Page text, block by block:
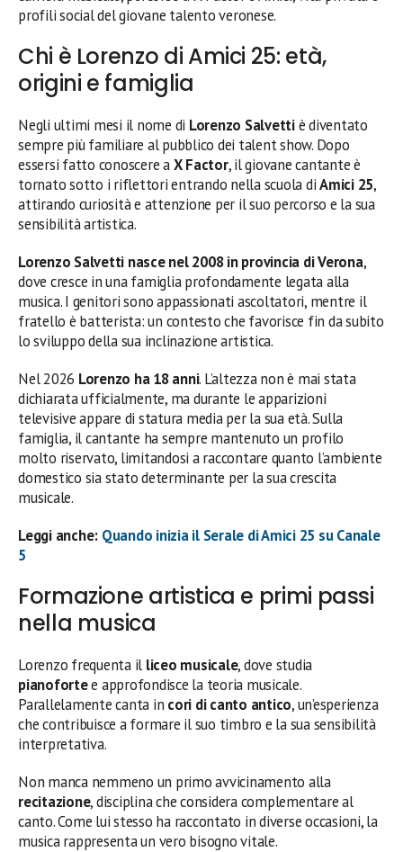
profili social del giovane talento veronese.
Chi è Lorenzo di Amici 25: età,
origini e famiglia
Negli ultimi mesi il nome di Lorenzo Salvettiè diventato
sempre più familiare al pubblico dei talent show. Dopo
essersi fatto conoscere aX Factor, il giovane cantante è
tornato sotto i riflettori entrando nella scuola diAmici 25,
attirando curiosità e attenzione per il suo percorso e la sua
sensibilità artistica.
Lorenzo Salvetti nasce nel 2008 in provincia di Verona,
dove cresce in una famiglia profondamente legata alla
musica. I genitori sono appassionati ascoltatori, mentre il
fratello è batterista: un contesto che favorisce fin da subito
lo sviluppo della sua inclinazione artistica.
Nel 2026 Lorenzo ha 18 anni. L’altezza non è mai stata
dichiarata ufficialmente, ma durante le apparizioni
televisive appare di statura media per la sua età. Sulla
famiglia, il cantante ha sempre mantenuto un profilo
molto riservato, limitandosi a raccontare quanto l’ambiente
domestico sia stato determinante per la sua crescita
musicale.
Leggi anche: Quando inizia il Serale di Amici 25 su Canale
5
Formazione artistica e primi passi
nella musica
Lorenzo frequenta il liceo musicale, dove studia
pianofortee approfondisce la teoria musicale.
Parallelamente canta in cori di canto antico, un’esperienza
che contribuisce a formare il suo timbro e la sua sensibilità
interpretativa.
Non manca nemmeno un primo avvicinamento alla
recitazione, disciplina che considera complementare al
canto. Come lui stesso ha raccontato in diverse occasioni, la
musica rappresenta un vero bisogno vitale.